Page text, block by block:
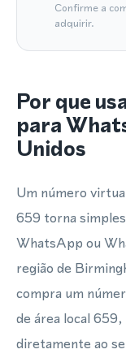
Confirme a
adquirir.
Por que
para
Unidos
Um número
659 torna
WhatsApp ou
região de
compra um
de área local
diretamente ao